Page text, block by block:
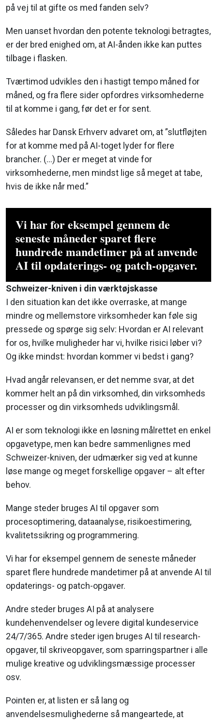
på vej til at gifte os med fanden selv?
Men uanset hvordan den potente teknologi betragtes,
er der bred enighed om, at AI-ånden ikke kan puttes
tilbage i flasken.
Tværtimod udvikles den i hastigt tempo måned for
måned, og fra flere sider opfordres virksomhederne
til at komme i gang, før det er for sent.
Således har Dansk Erhverv advaret om, at ”slutfløjten
for at komme med på AI-toget lyder for flere
brancher. (…) Der er meget at vinde for
virksomhederne, men mindst lige så meget at tabe,
hvis de ikke når med.”
Vi har for eksempel gennem de
seneste måneder sparet flere
hundrede mandetimer på at anvende
AI til opdaterings- og patch-opgaver.
Schweizer-kniven i din værktøjskasse
I den situation kan det ikke overraske, at mange
mindre og mellemstore virksomheder kan føle sig
pressede og spørge sig selv: Hvordan er AI relevant
for os, hvilke muligheder har vi, hvilke risici løber vi?
Og ikke mindst: hvordan kommer vi bedst i gang?
Hvad angår relevansen, er det nemme svar, at det
kommer helt an på din virksomhed, din virksomheds
processer og din virksomheds udviklingsmål.
AI er som teknologi ikke en løsning målrettet en enkel
opgavetype, men kan bedre sammenlignes med
Schweizer-kniven, der udmærker sig ved at kunne
løse mange og meget forskellige opgaver – alt efter
behov.
Mange steder bruges AI til opgaver som
procesoptimering, dataanalyse, risikoestimering,
kvalitetssikring og programmering.
Vi har for eksempel gennem de seneste måneder
sparet flere hundrede mandetimer på at anvende AI til
opdaterings- og patch-opgaver.
Andre steder bruges AI på at analysere
kundehenvendelser og levere digital kundeservice
24/7/365. Andre steder igen bruges AI til research-
opgaver, til skriveopgaver, som sparringspartner i alle
mulige kreative og udviklingsmæssige processer
osv.
Pointen er, at listen er så lang og
anvendelsesmulighederne så mangeartede, at